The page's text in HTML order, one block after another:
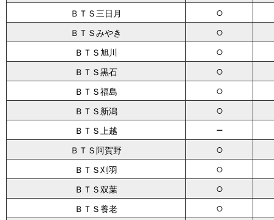
ＢＴＳ三日月 ○
ＢＴＳみやき ○
ＢＴＳ旭川 ○
ＢＴＳ黒石 ○
ＢＴＳ福島 ○
ＢＴＳ新潟 ○
ＢＴＳ上越 －
ＢＴＳ阿賀野 ○
ＢＴＳ刈羽 ○
ＢＴＳ双葉 ○
ＢＴＳ養老 ○